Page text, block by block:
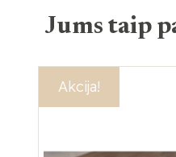
Jums taip
Akcija!